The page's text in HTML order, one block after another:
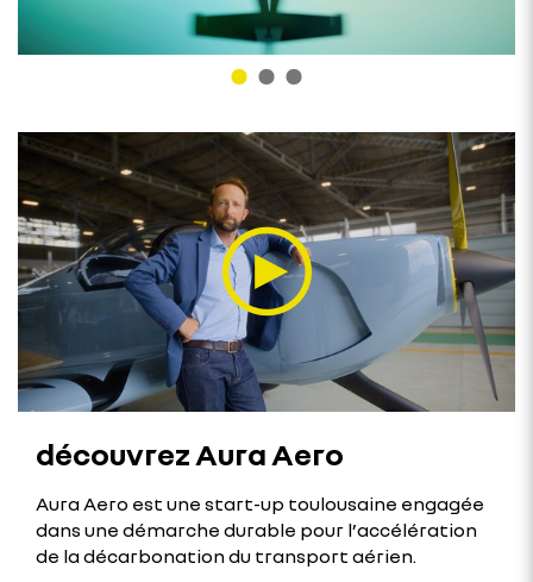
découvrez Aura Aero
Aura Aero est une start-up toulousaine engagée
dans une démarche durable pour l’accélération
de la décarbonation du transport aérien.